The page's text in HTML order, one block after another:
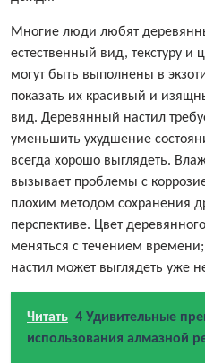
Многие люди любят
естественный вид, текстуру и
могут быть выполнены в
показать их красивый и
вид. Деревянный настил
уменьшить ухудшение
всегда хорошо выглядеть.
вызывает проблемы с
плохим методом сохранения
перспективе. Цвет
меняться с течением
настил может выглядеть уже
Читать 4 Удивительные
использования алмазной